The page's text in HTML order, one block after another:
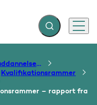
Fold søgefelt ud
Menu
Udenlandske uddannelser og dokumentation over grænser
Kvalifikationsrammer
– rapport fra